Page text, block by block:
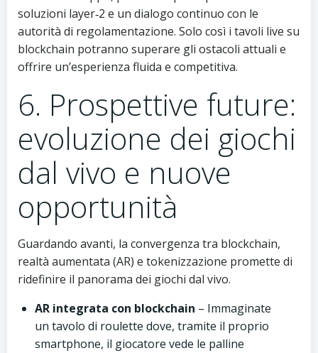
soluzioni layer‑2 e un dialogo continuo con le
autorità di regolamentazione. Solo così i tavoli live su
blockchain potranno superare gli ostacoli attuali e
offrire un’esperienza fluida e competitiva.
6. Prospettive future:
evoluzione dei giochi
dal vivo e nuove
opportunità
Guardando avanti, la convergenza tra blockchain,
realtà aumentata (AR) e tokenizzazione promette di
ridefinire il panorama dei giochi dal vivo.
AR integrata con blockchain – Immaginate
un tavolo di roulette dove, tramite il proprio
smartphone, il giocatore vede le palline